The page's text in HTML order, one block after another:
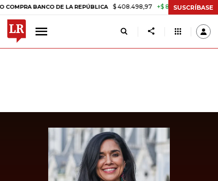
BANCO DE LA REPÚBLICA $ 408.498,97 +$ 8.753,81 +2,19%
SUSCRÍBASE